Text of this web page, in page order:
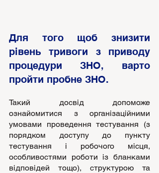
Для того щоб знизити
рівень тривоги з приводу
процедури ЗНО, варто
пройти пробне ЗНО.
Такий досвід допоможе
ознайомитися з організаційними
умовами проведення тестування (з
порядком доступу до пункту
тестування і робочого місця,
особливостями роботи із бланками
відповідей тощо), структурою та